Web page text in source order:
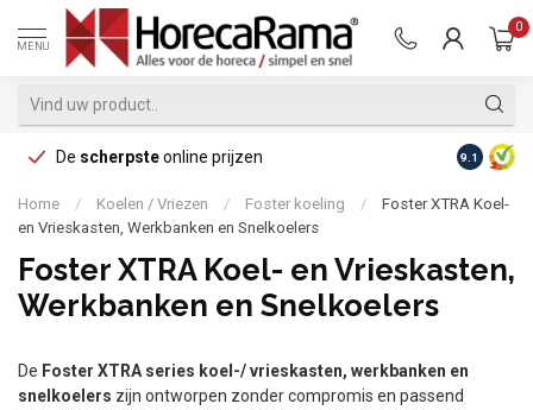
MENU
0
De scherpsteonline prijzen Op
9.1
Home / Koelen / Vriezen / Foster koeling /
Foster XTRA Koel-
en Vrieskasten, Werkbanken en Snelkoelers
Foster XTRA Koel- en Vrieskasten,
Werkbanken en Snelkoelers
De Foster XTRA series koel-/ vrieskasten, werkbanken en
snelkoelers zijn ontworpen zonder compromis en passend